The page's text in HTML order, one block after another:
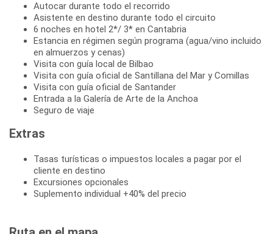
Autocar durante todo el recorrido
Asistente en destino durante todo el circuito
6 noches en hotel 2*/ 3* en Cantabria
Estancia en régimen según programa (agua/vino incluido
en almuerzos y cenas)
Visita con guía local de Bilbao
Visita con guía oficial de Santillana del Mar y Comillas
Visita con guía oficial de Santander
Entrada a la Galería de Arte de la Anchoa
Seguro de viaje
Extras
Tasas turísticas o impuestos locales a pagar por el
cliente en destino
Excursiones opcionales
Suplemento individual +40% del precio